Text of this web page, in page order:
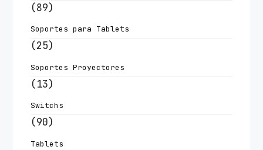
(89)
Soportes para Tablets
(25)
Soportes Proyectores
(13)
Switchs
(90)
Tablets